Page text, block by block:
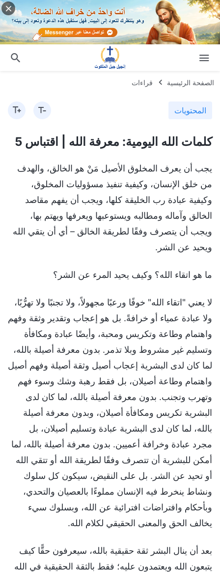
الصفحة الرئيسية قراءات
المحتويات
كلمات الله اليومية: معرفة الله | اقتباس 5
يجب أن يعرف المخلوق الأصيل مَنْ هو الخالق، والهدف
من خلق الإنسان، وكيفية تنفيذ مسؤوليات المخلوق،
وكيفية عبادة رب الخليقة كلها، ويجب أن يفهم مقاصد
الخالق وآماله ومطالبه ويستوعبها ويعرفها ويهتم بها،
ويجب أن يتصرف وفقًا لطريقة الخالق – أي أن يتقي الله
ويحيد عن الشر.
ما هو اتقاء الله؟ وكيف يحيد المرء عن الشر؟
لا يعني "اتقاء الله" خوفًا ورعبًا مجهولاً، ولا تجنبًا ولا تهرُّبًا،
ولا عبادة عمياء أو خرافةً. بل هو إعجاب وتقدير وثقة وفهم
واهتمام وطاعة وتكريس ومحبة، وأيضًا عبادة ومكافأة
وتسليم غير مشروط وبلا تذمر. بدون معرفة أصيلة بالله،
لما كان لدى البشرية إعجاب أصيل وثقة أصيلة وفهم أصيل
واهتمام وطاعة أصيلان، بل فقط رهبة وشك وسوء فهم
وتهرب وتجنب. بدون معرفة أصيلة بالله، لما كان لدى
البشرية تكريس ومكافأة أصيلان، وبدون معرفة أصيلة
بالله، لما كان لدى البشرية عبادة وتسليم أصيلان، بل
مجرد عبادة وخرافة أعميين. بدون معرفة أصيلة بالله، لما
أمكن للبشرية أن تتصرف وفقًا لطريقة الله أو تتقي الله
أو تحيد عن الشر. بل على النقيض، سيكون كل سلوك
ونشاط ينخرط فيه الإنسان مملوءًا بالعصيان والتحدي،
وبأحكام وافتراضات افترائية عن الله، وبسلوك سيء
يخالف الحق والمعنى الحقيقي لكلام الله.
بعد أن ينال البشر ثقة حقيقية بالله، سيعرفون حقًّا كيف
يتبعون الله ويعتمدون عليه؛ فقط بالثقة الحقيقية في الله